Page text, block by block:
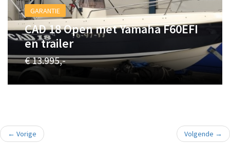
GARANTIE
CAD 18 Open met Yamaha F60EFI
en trailer
€ 13.995,-
← Vorige Volgende →